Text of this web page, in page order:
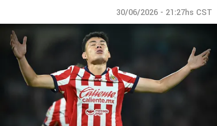
30/06/2026 - 21:27hs CST